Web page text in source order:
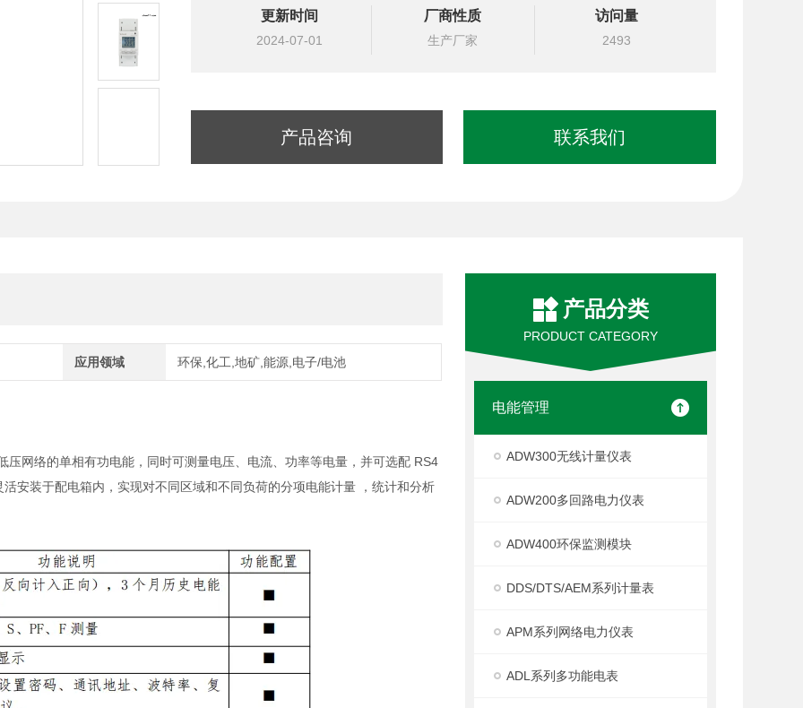
更新时间
2024-07-01
厂商性质
生产厂家
访问量
2493
产品咨询 联系我们
产品分类
PRODUCT CATEGORY
电能管理
ADW300无线计量仪表
ADW200多回路电力仪表
ADW400环保监测模块
DDS/DTS/AEM系列计量表
APM系列网络电力仪表
ADL系列多功能电表
应用领域 环保,化工,地矿,能源,电子/电池
压网络的单相有功电能，同时可测量电压、电流、功率等电量，并可选配 RS4
安装于配电箱内，实现对不同区域和不同负荷的分项电能计量 ，统计和分析